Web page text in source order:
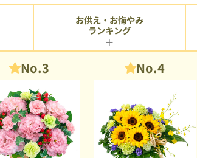
No.3 No.4
お供え・お悔やみ
ランキング